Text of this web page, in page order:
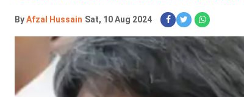
ByAfzal Hussain Sat, 10 Aug 2024